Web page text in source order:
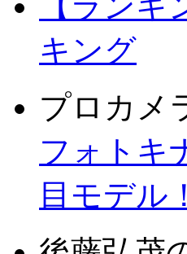
キング
プロカメ
フォトキ
目モデル